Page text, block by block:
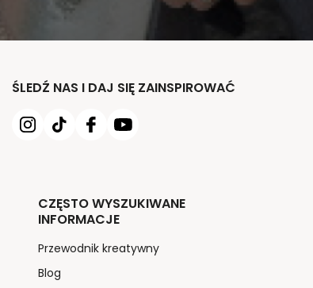
ŚLEDŹ NAS I DAJ SIĘ ZAINSPIROWAĆ
CZĘSTO WYSZUKIWANE
INFORMACJE
Przewodnik kreatywny
Blog